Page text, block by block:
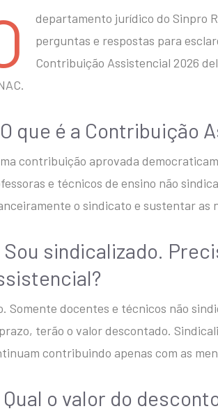
departamento jurídico do Sinpro
perguntas e respostas para
Contribuição Assistencial 2026
O que é a Contribuição
contribuição aprovada
e técnicos de ensino não
o sindicato e sustentar as
Sou sindicalizado.
Somente docentes e técnicos não
terão o valor descontado.
contribuindo apenas com as
Qual o valor do